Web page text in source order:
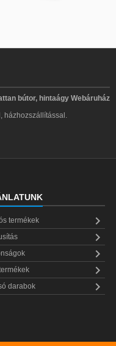
bútor, hintaágy Webáruház
házhozszállítással.
termékek 



darabok 